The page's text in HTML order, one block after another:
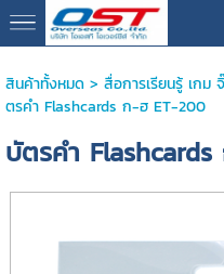
google13076cdc17b3388d
สินค้าทั้งหมด> สื่อการเรียนรู้ เกม
ตรคำ Flashcards ก-ฮ ET-200
บัตรคำ